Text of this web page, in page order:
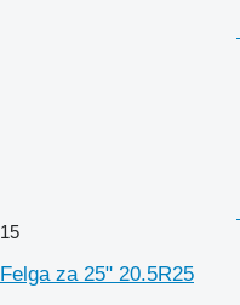
15
Felga za 25" 20.5R25